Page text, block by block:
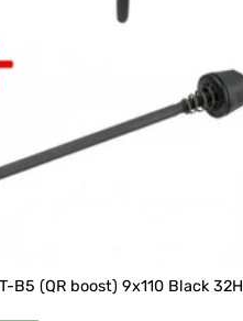
B5 (QR boost) 9x110 Black 32H